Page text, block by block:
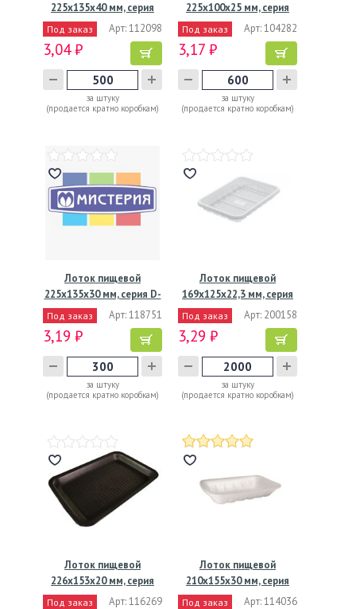
225х135х40 мм, серия
М-40,…
Под заказ Арт: 112098
3,04 ₽
за штуку
(продается кратно коробкам)
225х100х25 мм, серия
Е-2.АВ,…
Под заказ Арт: 104282
3,17 ₽
за штуку
(продается кратно коробкам)
Лоток пищевой
225х135х30 мм, серия D-
31.АВ,…
Под заказ Арт: 118751
3,19 ₽
за штуку
(продается кратно коробкам)
Лоток пищевой
169х125х22,3 мм, серия
№2,…
Под заказ Арт: 200158
3,29 ₽
за штуку
(продается кратно коробкам)
Лоток пищевой
226х153х20 мм, серия
М-2 А,…
Под заказ Арт: 116269
Лоток пищевой
210х155х30 мм, серия
Н-30,…
Под заказ Арт: 114036